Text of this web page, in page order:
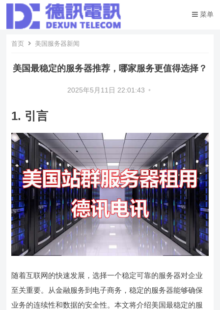
菜单
首页 美国服务器新闻
美国最稳定的服务器推荐，哪家服务更值得选择？
2025年5月11日 22:01:43 •
1. 引言
随着互联网的快速发展，选择一个稳定可靠的服务器对企业
至关重要。从金融服务到电子商务，稳定的服务器能够确保
业务的连续性和数据的安全性。本文将介绍美国最稳定的服